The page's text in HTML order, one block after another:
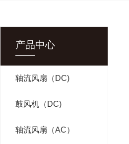
产品中心
轴流风扇（DC)
鼓风机（DC)
轴流风扇（AC）